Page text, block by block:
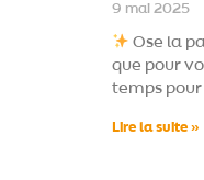
9 mai 2025
Ose la
que pour
temps pour
Lire la suite »